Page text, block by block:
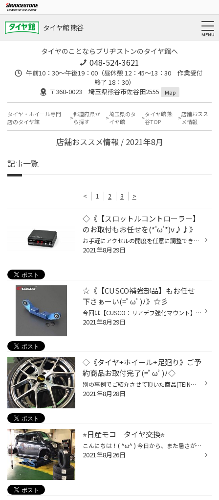
タイヤ館 熊谷
タイヤのことならブリヂストンのタイヤ館へ
048-524-3621
午前10：30～午後19：00（昼休憩 12：45～13：30 作業受付
終了 18：30）
〒360-0023 埼玉県熊谷市佐谷田2555
Map
タイヤ・ホイール専門
店のタイヤ館
都道府県か
ら探す
埼玉県のタ
イヤ館
タイヤ館 熊
谷TOP
店舗おスス
メ情報
店舗おススメ情報 / 2021年8月
記事一覧
< 1 2 3 >
◇《【スロットルコントローラー】
のお取付もお任せを(*'ω'*)v♪♪》
お手軽にアクセルの開度を任意に調整できるアイテム 【スロットルコントローラー】のお問合せ/取付けが 当店でも多くなっております(*'ω'*)♪♪♪ ☆メーカーHP⇒https://pivotjp.com/product/3-drive/ ◇あまり目立ち過ぎない位置がイイとの事でしたので、 足元の操作し易い位置へのお取付けをさせて頂き...
2021年8月29日
☆《【CUSCO補強部品】もお任せ
下さぁーい(=ﾟωﾟ)ﾉ》☆彡
今回は【CUSCO：リアデフ強化マウント】のお取付デス('◇')ゞ ※詳しくはコチラを|дﾟ)↓↓↓ https://www.cusco.co.jp/catalog/drivetrain/ 「スバル車のトラクションアップに効果的な商品」の様で お問い合わせも多くなっております(*'ω'*)♪♪♪
2021年8月29日
◇《タイヤ+ホイール+足廻り》ご予
約商品お取付完了(=ﾟωﾟ)ﾉ◇
別の事例でご紹介させて頂いた商品(TEIN足廻り)とご一緒に 《タイヤ+アルミホイール》のお取付をさせて頂きましたぁ('◇')ゞ!! ◇RMP-025F：17ｘ7.0ｊ 5/100+50(ﾊｲﾊﾟｰﾒﾀﾙｺｰﾄ/ﾌﾞﾗｼｭﾄﾞﾌｨﾆｯｼｭ) ◇DAYTON-DT30：215/45R17 ◇お取付完成後のお姿がコチラです( *´艸｀)♪♪
2021年8月28日
⭐︎日産モコ タイヤ交換⭐︎
こんにちは！( ^ω^ ) 今日から、また暑さが復活して来ましたね、、、(๑˃̵ᴗ˂̵) 先日タイヤ交換した、モコをご紹介します！ 交換するタイヤは、ブリヂストン ネクストリーです！ バラして新しいタイヤを組み付けます。 完成ですね！ヽ(´▽｀)/ いつもご利用頂きありがとうございます！ タイヤは、在庫...
2021年8月26日